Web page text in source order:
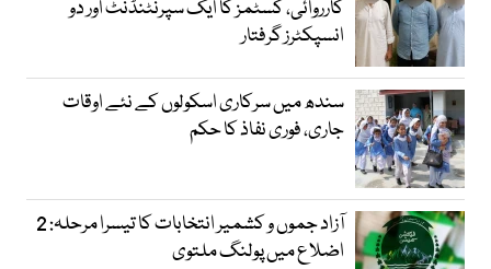
کارروائی، کسٹمز کا ایک سپرنٹنڈنٹ اور دو
انسپکٹرز گرفتار
سندھ میں سرکاری اسکولوں کے نئے اوقات
جاری، فوری نفاذ کا حکم
آزاد جموں و کشمیر انتخابات کا تیسرا مرحلہ: 2
اضلاع میں پولنگ ملتوی